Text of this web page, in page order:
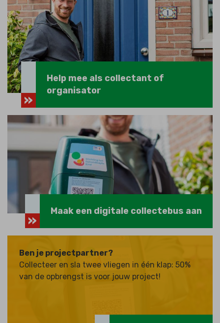
Help mee als collectant of
organisator
Maak een digitale collectebus aan
Ben je projectpartner?
Collecteer en sla twee vliegen in één klap: 50%
van de opbrengst is voor jouw project!